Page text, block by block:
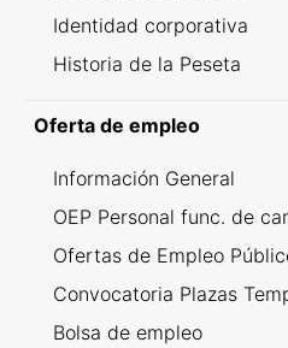
Identidad corporativa
Historia de la Peseta
Oferta de empleo
Información General
OEP Personal func. de
Ofertas de Empleo
Convocatoria Plazas
Bolsa de empleo